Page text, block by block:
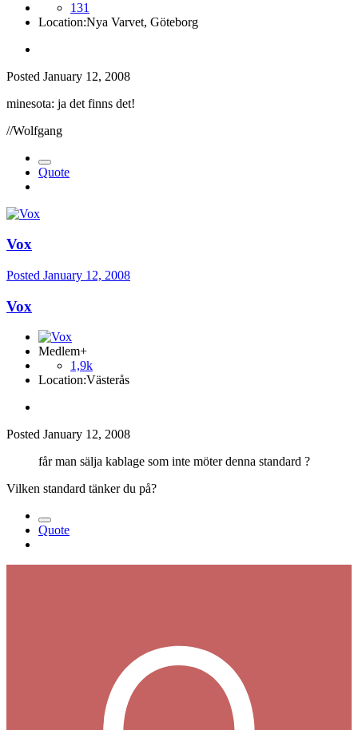
131
Location:Nya Varvet, Göteborg
Posted January 12, 2008
minesota: ja det finns det!
//Wolfgang
Quote
Vox
Posted January 12, 2008
Vox
Medlem+
1,9k
Location:Västerås
Posted January 12, 2008
får man sälja kablage som inte möter denna standard ?
Vilken standard tänker du på?
Quote